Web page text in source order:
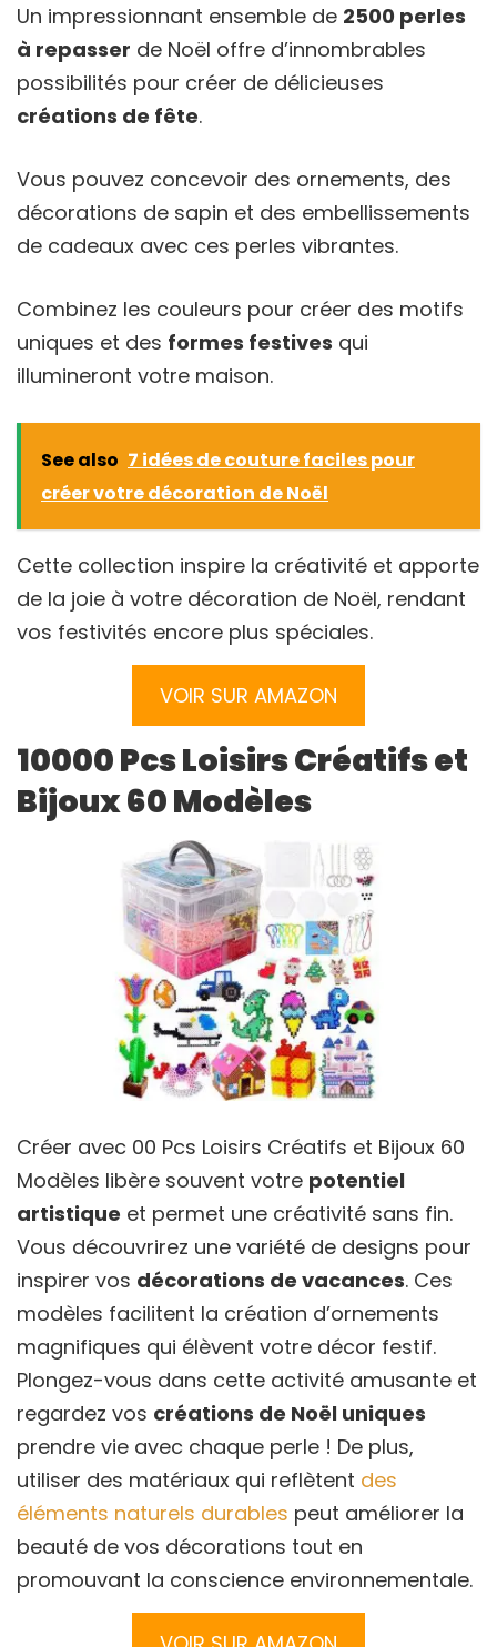
Un impressionnant ensemble de 2500 perles
à repasser de Noël offre d’innombrables
possibilités pour créer de délicieuses
créations de fête.
Vous pouvez concevoir des ornements, des
décorations de sapin et des embellissements
de cadeaux avec ces perles vibrantes.
Combinez les couleurs pour créer des motifs
uniques et des formes festives qui
illumineront votre maison.
See also 7 idées de couture faciles pour
créer votre décoration de Noël
Cette collection inspire la créativité et apporte
de la joie à votre décoration de Noël, rendant
vos festivités encore plus spéciales.
VOIR SUR AMAZON
10000 Pcs Loisirs Créatifs et
Bijoux 60 Modèles
Créer avec 00 Pcs Loisirs Créatifs et Bijoux 60
Modèles libère souvent votre potentiel
artistique et permet une créativité sans fin.
Vous découvrirez une variété de designs pour
inspirer vos décorations de vacances. Ces
modèles facilitent la création d’ornements
magnifiques qui élèvent votre décor festif.
Plongez-vous dans cette activité amusante et
regardez vos créations de Noël uniques
prendre vie avec chaque perle ! De plus,
utiliser des matériaux qui reflètent des
éléments naturels durables peut améliorer la
beauté de vos décorations tout en
promouvant la conscience environnementale.